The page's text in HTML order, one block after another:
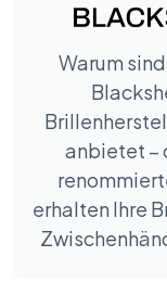
Warum
anbietet –
erhalten Ihre